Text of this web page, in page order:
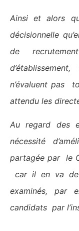
Ainsi et alors
décisionnelle
de
n’évaluent pas
attendu les
Au regard des
nécessité
partagée par le
car il en va
examinés, par
candidats par